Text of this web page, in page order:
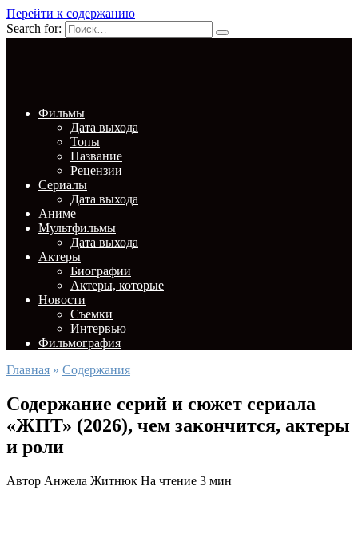
Перейти к содержанию
Search for:
Фильмы
Дата выхода
Топы
Название
Рецензии
Сериалы
Дата выхода
Аниме
Мультфильмы
Дата выхода
Актеры
Биографии
Актеры, которые
Новости
Съемки
Интервью
Фильмография
Главная » Содержания
Содержание серий и сюжет сериала
«ЖПТ» (2026), чем закончится, актеры
и роли
Автор Анжела Житнюк На чтение 3 мин